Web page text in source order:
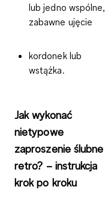
lub jedno wspólne,
zabawne ujęcie
kordonek lub
wstążka.
Jak wykonać
nietypowe
zaproszenie ślubne
retro? – instrukcja
krok po kroku